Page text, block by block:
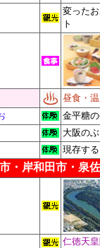
変った
ト
昼食・
金平糖
大阪の
現存す
・岸和田市・泉
仁徳天